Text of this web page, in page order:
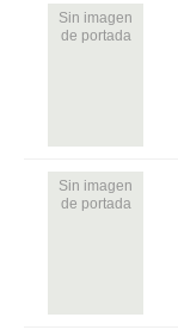
Sin imagen
de portada
Sin imagen
de portada